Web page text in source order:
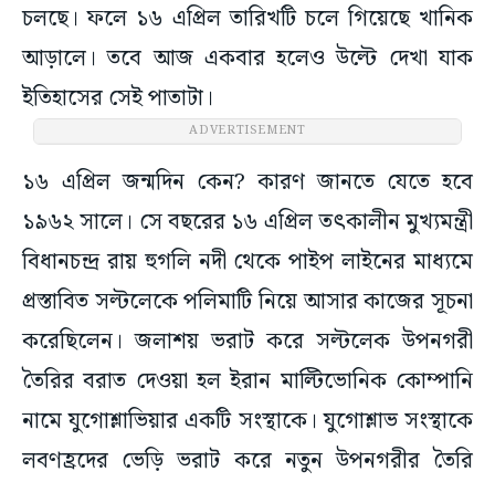
চলছে। ফলে ১৬ এপ্রিল তারিখটি চলে গিয়েছে খানিক
আড়ালে। তবে আজ একবার হলেও উল্টে দেখা যাক
ইতিহাসের সেই পাতাটা।
ADVERTISEMENT
১৬ এপ্রিল জন্মদিন কেন? কারণ জানতে যেতে হবে
১৯৬২ সালে। সে বছরের ১৬ এপ্রিল তৎকালীন মুখ্যমন্ত্রী
বিধানচন্দ্র রায় হুগলি নদী থেকে পাইপ লাইনের মাধ্যমে
প্রস্তাবিত সল্টলেকে পলিমাটি নিয়ে আসার কাজের সূচনা
করেছিলেন। জলাশয় ভরাট করে সল্টলেক উপনগরী
তৈরির বরাত দেওয়া হল ইরান মাল্টিভোনিক কোম্পানি
নামে যুগোশ্লাভিয়ার একটি সংস্থাকে। যুগোশ্লাভ সংস্থাকে
লবণহ্রদের ভেড়ি ভরাট করে নতুন উপনগরীর তৈরি